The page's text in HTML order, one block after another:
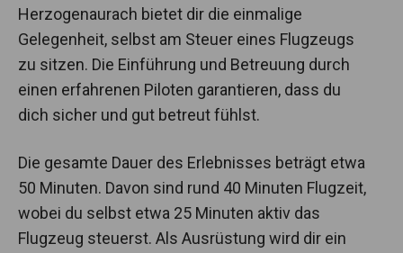
Herzogenaurach bietet dir die einmalige
Gelegenheit, selbst am Steuer eines Flugzeugs
zu sitzen. Die Einführung und Betreuung durch
einen erfahrenen Piloten garantieren, dass du
dich sicher und gut betreut fühlst.
Die gesamte Dauer des Erlebnisses beträgt etwa
50 Minuten. Davon sind rund 40 Minuten Flugzeit,
wobei du selbst etwa 25 Minuten aktiv das
Flugzeug steuerst. Als Ausrüstung wird dir ein